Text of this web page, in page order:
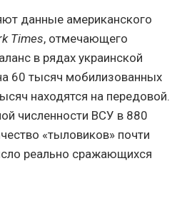
данные американского
Times, отмечающего
в рядах украинской
60 тысяч мобилизованных
находятся на передовой.
численности ВСУ в 880
«тыловиков» почти
реально сражающихся